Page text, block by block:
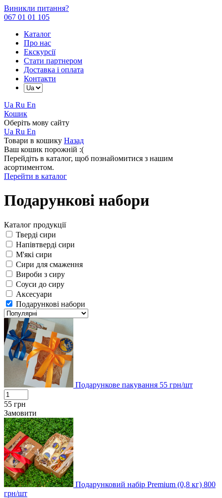
Виникли питання?
067 01 01 105
Каталог
Про нас
Екскурсії
Стати партнером
Доставка і оплата
Контакти
Ua Ru En
Кошик
Оберіть мову сайту
Ua Ru En
Товари в кошику Назад
Ваш кошик порожній :(
Перейдіть в каталог, щоб познайомитися з нашим
асортиментом.
Перейти в каталог
Подарункові набори
Каталог продукції
Тверді сири
Напівтверді сири
М'які сири
Сири для смаження
Вироби з сиру
Соуси до сиру
Аксесуари
Подарункові набори
Подарункове пакування 55 грн/шт
55 грн
Замовити
Подарунковий набір Premium (0,8 кг) 800
грн/шт